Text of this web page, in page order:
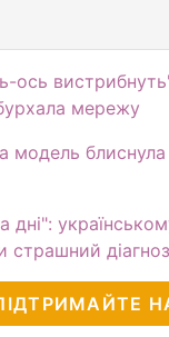
ось
мережу
модель
дні":
страшний діагноз